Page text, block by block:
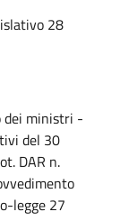
28
dei ministri -
del 30
DAR n.
legge 27